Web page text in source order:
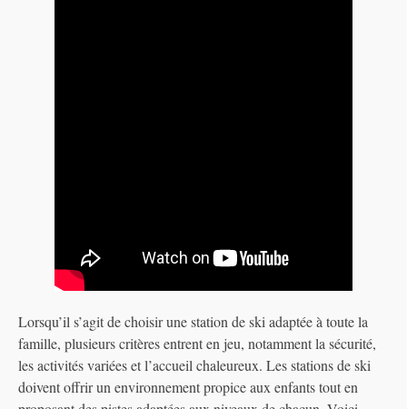
Lorsqu’il s’agit de choisir une station de ski adaptée à toute la
famille, plusieurs critères entrent en jeu, notamment la sécurité,
les activités variées et l’accueil chaleureux. Les stations de ski
doivent offrir un environnement propice aux enfants tout en